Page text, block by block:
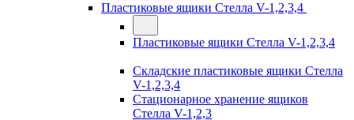
Пластиковые ящики Стелла V-1,2,3,4
Пластиковые ящики Стелла V-1,2,3,4
Складские пластиковые ящики Стелла
V-1,2,3,4
Стационарное хранение ящиков
Стелла V-1,2,3